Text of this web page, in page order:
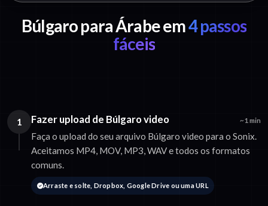
Búlgaro para Árabe em4 passos
fáceis
1 Fazer upload de Búlgaro video ~1 min
Faça o upload do seu arquivo Búlgaro video para o Sonix.
Aceitamos MP4, MOV, MP3, WAV e todos os formatos
comuns.
Arraste e solte, Dropbox, Google Drive ou uma URL